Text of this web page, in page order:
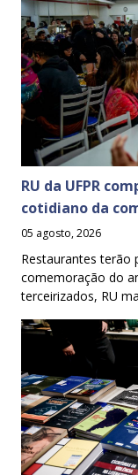
RU da UFPR
cotidiano da
05 agosto, 2026
Restaurantes terão
comemoração do
terceirizados, RU